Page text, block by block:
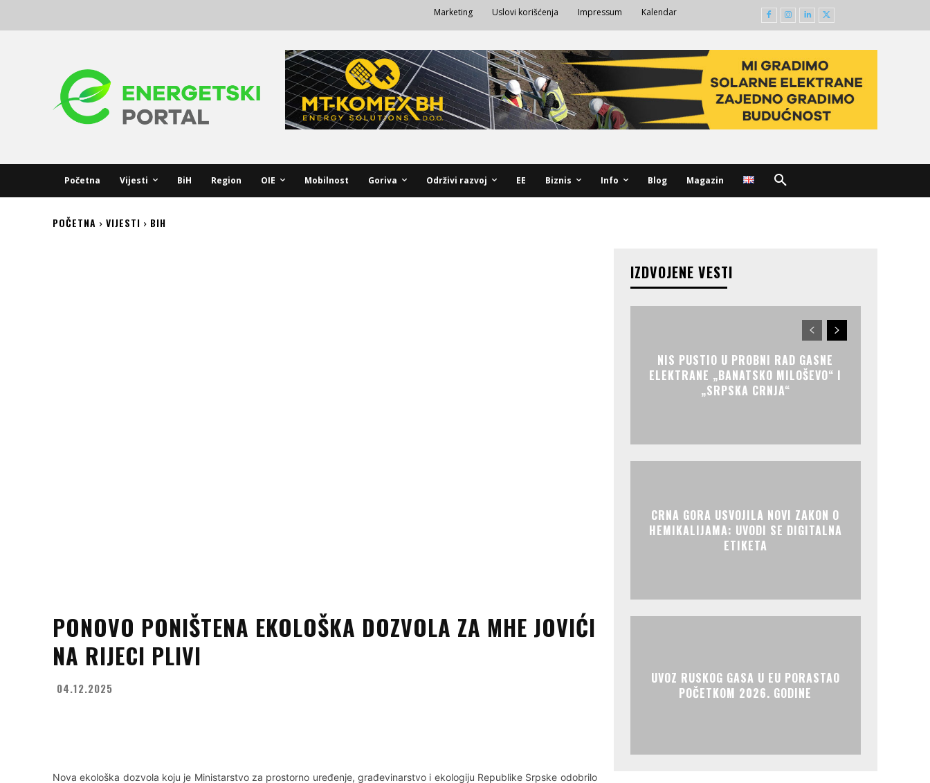
Marketing Uslovi korišćenja Impressum Kalendar
Početna Vijesti BiH Region OIE Mobilnost Goriva Održivi razvoj EE Biznis Info Blog Magazin
POČETNA VIJESTI BIH
PONOVO PONIŠTENA EKOLOŠKA DOZVOLA ZA MHE JOVIĆI
NA RIJECI PLIVI
04.12.2025
Nova ekološka dozvola koju je Ministarstvo za prostorno uređenje, građevinarstvo i ekologiju Republike Srpske odobrilo
IZDVOJENE VESTI
NIS PUSTIO U PROBNI RAD GASNE
ELEKTRANE „BANATSKO MILOŠEVO“ I
„SRPSKA CRNJA“
CRNA GORA USVOJILA NOVI ZAKON O
HEMIKALIJAMA: UVODI SE DIGITALNA
ETIKETA
UVOZ RUSKOG GASA U EU PORASTAO
POČETKOM 2026. GODINE